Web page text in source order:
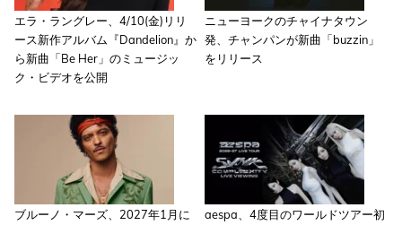
エラ・ラングレー、4/10(金)リリ
ース新作アルバム『Dandelion』か
ら新曲「Be Her」のミュージッ
ク・ビデオを公開
ニューヨークのチャイナタウン
発、チャンパンが新曲「buzzin」
をリリース
ブルーノ・マーズ、2027年1月に
aespa、4度目のワールドツアー初